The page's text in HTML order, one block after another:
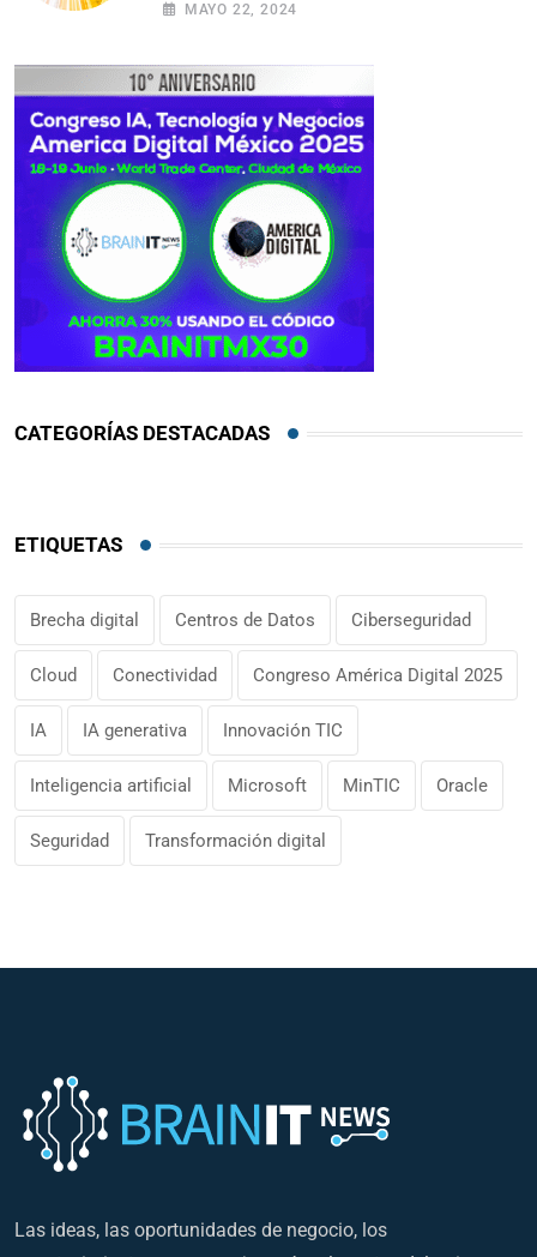
MAYO 22, 2024
CATEGORÍAS DESTACADAS
ETIQUETAS
Brecha digital Centros de Datos Ciberseguridad
Cloud Conectividad Congreso América Digital 2025
IA IA generativa Innovación TIC
Inteligencia artificial Microsoft MinTIC Oracle
Seguridad Transformación digital
Las ideas, las oportunidades de negocio, los